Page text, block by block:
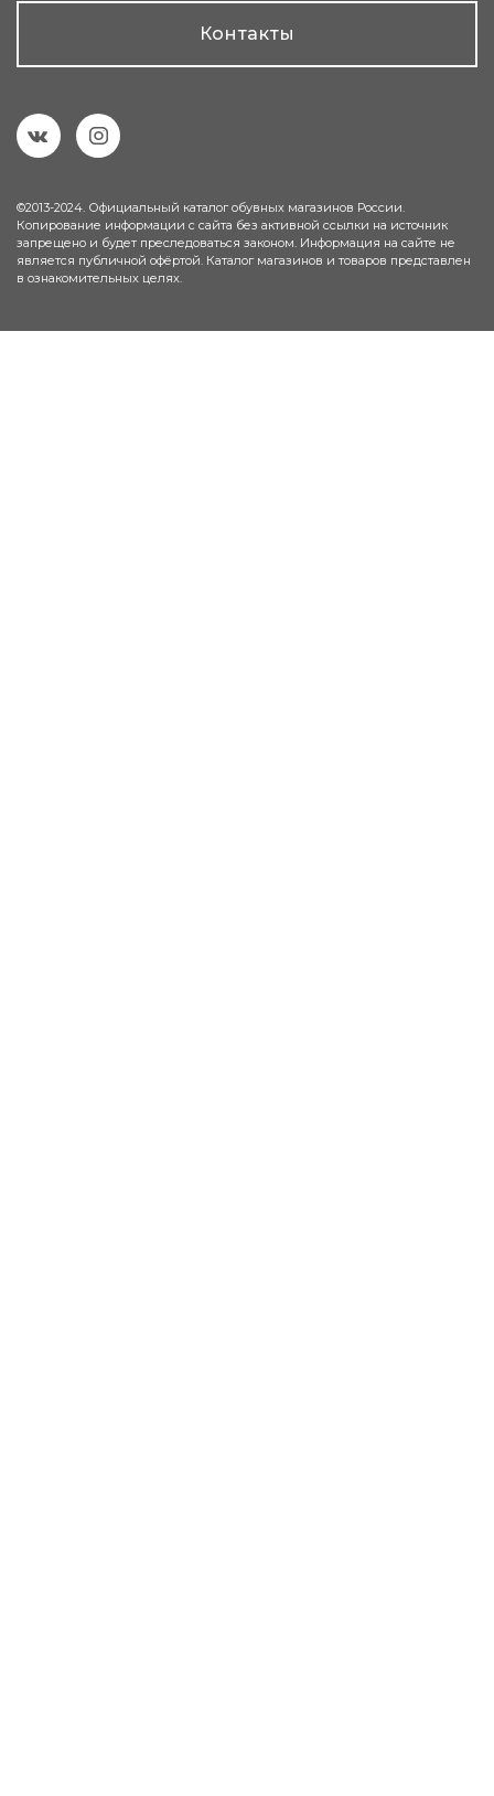
Контакты
©2013-2024. Официальный каталог обувных магазинов России.
Копирование информации с сайта без активной ссылки на источник
запрещено и будет преследоваться законом. Информация на сайте не
является публичной офёртой. Каталог магазинов и товаров представлен
в ознакомительных целях.